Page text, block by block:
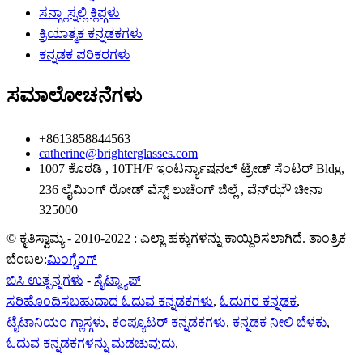
ಸನ್ಗ್ಲಾಸ್ನಲ್ಲಿ ಕ್ಲಿಪ್ಗಳು
ಕ್ರಿಯಾತ್ಮಕ ಕನ್ನಡಕಗಳು
ಕನ್ನಡಕ ಪರಿಕರಗಳು
ಸಮಾಲೋಚನೆಗಳು
+8613858844563
catherine@brighterglasses.com
1007 ಕೊಠಡಿ , 10TH/F ಇಂಟರ್ನ್ಯಾಷನಲ್ ಟ್ರೇಡ್ ಸೆಂಟರ್ Bldg,
236 ಲೈಮಿಂಗ್ ರೋಡ್ ವೆಸ್ಟ್ ಲುಚೆಂಗ್ ಜಿಲ್ಲೆ , ವೆನ್‌ಝೌ ಚೀನಾ
325000
© ಕೃತಿಸ್ವಾಮ್ಯ - 2010-2022 : ಎಲ್ಲಾ ಹಕ್ಕುಗಳನ್ನು ಕಾಯ್ದಿರಿಸಲಾಗಿದೆ. ತಾಂತ್ರಿಕ
ಬೆಂಬಲ:ಮಿಂಗ್ಚೆಂಗ್
ಬಿಸಿ ಉತ್ಪನ್ನಗಳು - ಸೈಟ್ಮ್ಯಾಪ್
ಸರಿಹೊಂದಿಸಬಹುದಾದ ಓದುವ ಕನ್ನಡಕಗಳು, ಓದುಗರ ಕನ್ನಡಕ,
ಟೈಟಾನಿಯಂ ಗ್ಲಾಸ್ಗಳು, ಕಂಪ್ಯೂಟರ್ ಕನ್ನಡಕಗಳು, ಕನ್ನಡಕ ನೀಲಿ ಬೆಳಕು,
ಓದುವ ಕನ್ನಡಕಗಳನ್ನು ಮಡಚುವುದು,